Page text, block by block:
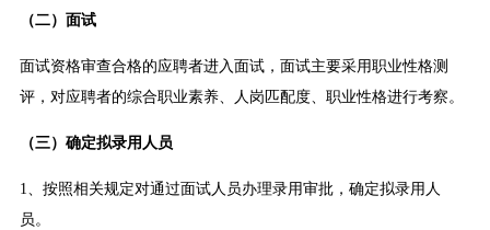
（二）面试
面试资格审查合格的应聘者进入面试，面试主要采用职业性格测
评，对应聘者的综合职业素养、人岗匹配度、职业性格进行考察。
（三）确定拟录用人员
1、按照相关规定对通过面试人员办理录用审批，确定拟录用人
员。